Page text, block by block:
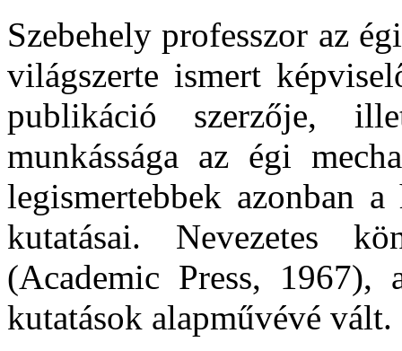
Szebehely professzor az
világszerte ismert
publikáció szerzője,
munkássága az égi
legismertebbek azonban
kutatásai. Nevezetes
(Academic Press, 1967),
kutatások alapművévé vált.